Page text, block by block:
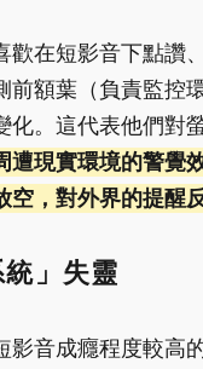
歡在短影音下點讚
前額葉（負責監控
化。這代表他們對
遭現實環境的警覺
空，對外界的提醒
」失靈
影音成癮程度較高